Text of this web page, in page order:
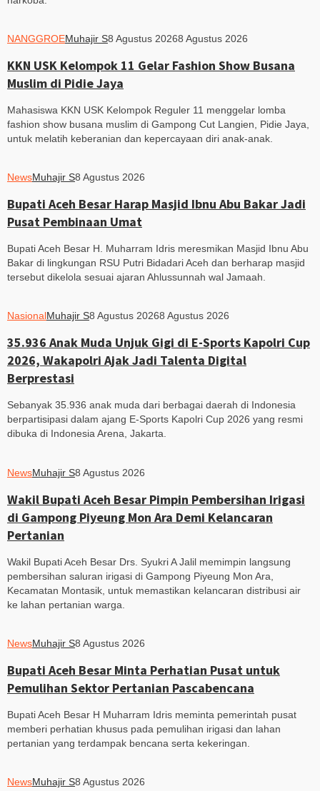
NANGGROEMuhajir S8 Agustus 20268 Agustus 2026
KKN USK Kelompok 11 Gelar Fashion Show Busana
Muslim di Pidie Jaya
Mahasiswa KKN USK Kelompok Reguler 11 menggelar lomba
fashion show busana muslim di Gampong Cut Langien, Pidie Jaya,
untuk melatih keberanian dan kepercayaan diri anak-anak.
NewsMuhajir S8 Agustus 2026
Bupati Aceh Besar Harap Masjid Ibnu Abu Bakar Jadi
Pusat Pembinaan Umat
Bupati Aceh Besar H. Muharram Idris meresmikan Masjid Ibnu Abu
Bakar di lingkungan RSU Putri Bidadari Aceh dan berharap masjid
tersebut dikelola sesuai ajaran Ahlussunnah wal Jamaah.
NasionalMuhajir S8 Agustus 20268 Agustus 2026
35.936 Anak Muda Unjuk Gigi di E-Sports Kapolri Cup
2026, Wakapolri Ajak Jadi Talenta Digital
Berprestasi
Sebanyak 35.936 anak muda dari berbagai daerah di Indonesia
berpartisipasi dalam ajang E-Sports Kapolri Cup 2026 yang resmi
dibuka di Indonesia Arena, Jakarta.
NewsMuhajir S8 Agustus 2026
Wakil Bupati Aceh Besar Pimpin Pembersihan Irigasi
di Gampong Piyeung Mon Ara Demi Kelancaran
Pertanian
Wakil Bupati Aceh Besar Drs. Syukri A Jalil memimpin langsung
pembersihan saluran irigasi di Gampong Piyeung Mon Ara,
Kecamatan Montasik, untuk memastikan kelancaran distribusi air
ke lahan pertanian warga.
NewsMuhajir S8 Agustus 2026
Bupati Aceh Besar Minta Perhatian Pusat untuk
Pemulihan Sektor Pertanian Pascabencana
Bupati Aceh Besar H Muharram Idris meminta pemerintah pusat
memberi perhatian khusus pada pemulihan irigasi dan lahan
pertanian yang terdampak bencana serta kekeringan.
NewsMuhajir S8 Agustus 2026